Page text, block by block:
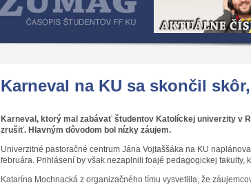
Karneval na KU sa skončil
Karneval, ktorý mal zabávať študentov Katolíckej univerzity v
zrušiť. Hlavným dôvodom bol nízky záujem.
Univerzitné pastoračné centrum Jána Vojtaššáka na KU
februára. Prihlásení by však nezaplnili foajé pedagogickej fakulty,
Katarína Mochnacká z organizačného tímu vysvetlila, že